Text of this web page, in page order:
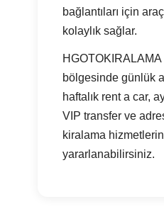
bağlantıları için
kolaylık sağlar.
bölgesinde günlük
haftalık rent a car,
VIP transfer ve
kiralama
yararlanabilirsiniz.